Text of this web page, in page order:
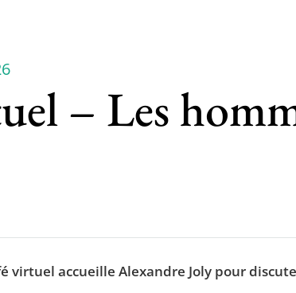
– Les
virtuel accueille Alexandre Joly pour